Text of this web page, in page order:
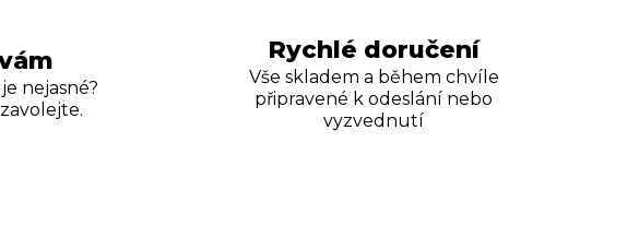
nejasné?
Rychlé doručení
Vše skladem a během chvíle
připravené k odeslání nebo
vyzvednutí